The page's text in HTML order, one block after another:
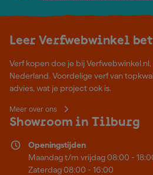
Leer Verfwebwinkel
Verf kopen doe je bij
Nederland. Voordelige verf van
advies, wat je project ook is.
Meer over ons
Showroom in Tilburg
Openingstijden
Maandag t/m vrijdag 08:00 -
Zaterdag 08:00 - 16:00